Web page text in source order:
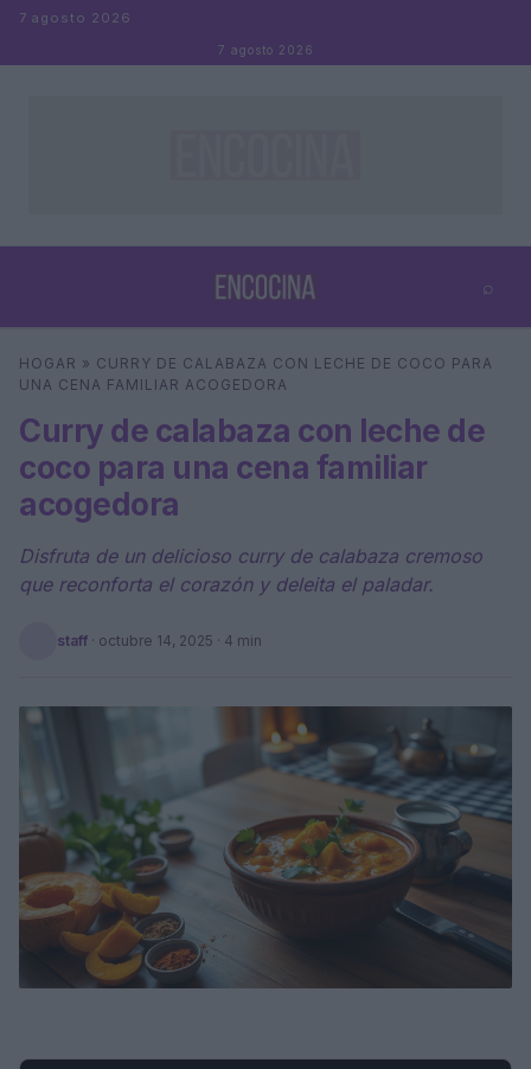
Saltar al contenido
7 agosto 2026
7 agosto 2026
⌕
Buscar ⌕ ×
HOGAR » CURRY DE CALABAZA CON LECHE DE COCO PARA
UNA CENA FAMILIAR ACOGEDORA
Curry de calabaza con leche de
coco para una cena familiar
acogedora
Disfruta de un delicioso curry de calabaza cremoso
que reconforta el corazón y deleita el paladar.
staff · octubre 14, 2025 · 4 min